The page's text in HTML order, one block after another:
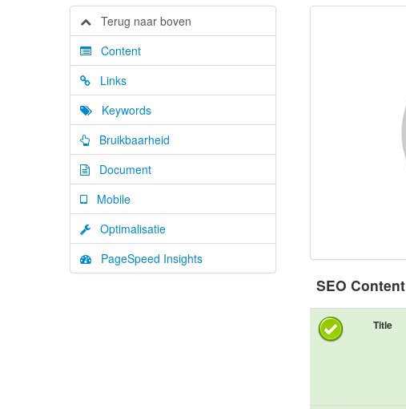
Terug naar boven
Content
Links
Keywords
Bruikbaarheid
Document
Mobile
Optimalisatie
PageSpeed Insights
SEO Content
Title